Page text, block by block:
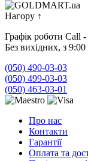
Нагору ↑
Графік роботи Call -
Без вихідних, з
(050) 490-03-03
(050) 499-03-03
(050) 463-03-01
Про нас
Контакти
Гарантії
Оплата та